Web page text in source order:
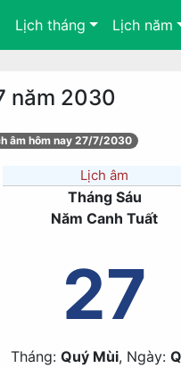
Lịch tháng Lịch năm
năm 2030
âm hôm nay 27/7/2030
Lịch âm
Tháng Sáu
Năm Canh Tuất
27
Tháng: Quý Mùi, Ngày: